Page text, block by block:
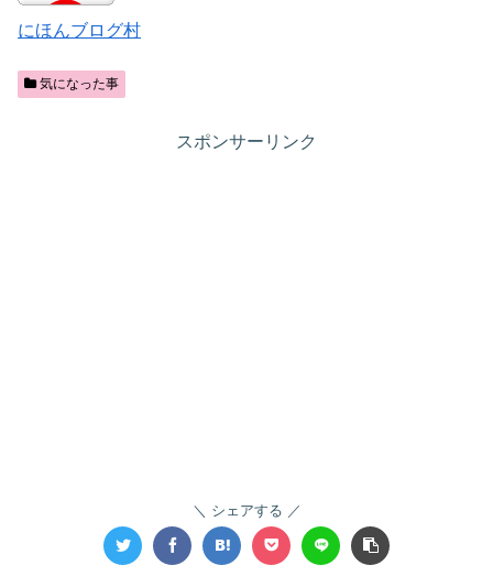
にほんブログ村
気になった事
スポンサーリンク
シェアする